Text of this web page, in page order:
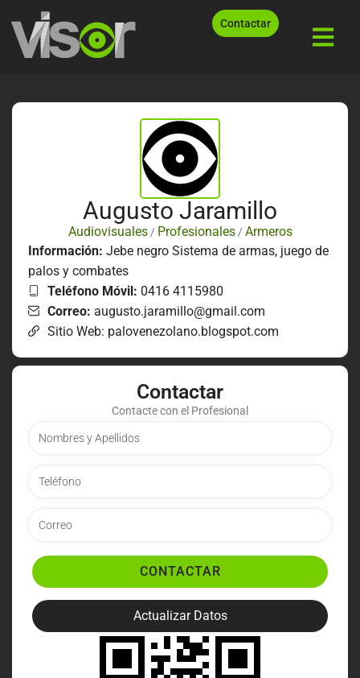
Contactar
Augusto Jaramillo
Audiovisuales/ Profesionales/ Armeros
Información: Jebe negro Sistema de armas, juego de
palos y combates
Teléfono Móvil: 0416 4115980
Correo: augusto.jaramillo@gmail.com
Sitio Web: palovenezolano.blogspot.com
Contactar
Contacte con el Profesional
CONTACTAR
Actualizar Datos